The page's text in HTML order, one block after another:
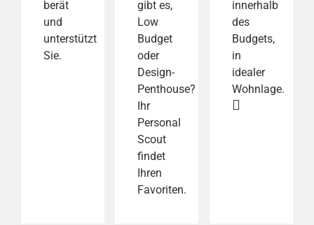
berät
und
unterstützt
Sie.
gibt es,
Low
Budget
oder
Design-
Penthouse?
Ihr
Personal
Scout
findet
Ihren
Favoriten.
innerhalb
des
Budgets,
in
idealer
Wohnlage.